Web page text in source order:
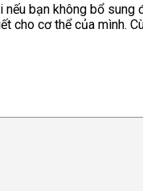
bạn không bổ
cơ thể của mình.